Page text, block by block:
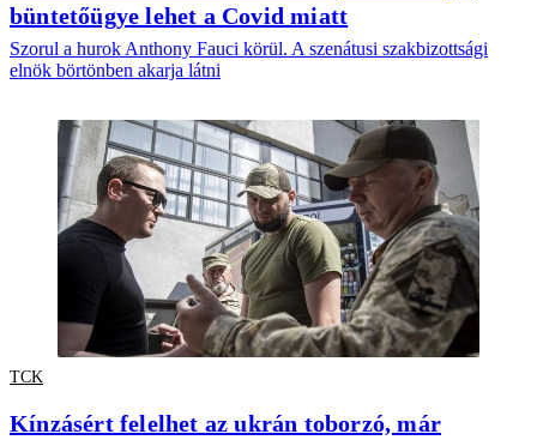
büntetőügye lehet a Covid miatt
Szorul a hurok Anthony Fauci körül. A szenátusi szakbizottsági
elnök börtönben akarja látni
TCK
Kínzásért felelhet az ukrán toborzó, már